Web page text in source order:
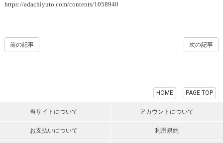
https://adachiyuto.com/contents/1058940
次の記事
前の記事
HOME PAGE TOP
当サイトについて アカウントについて
お支払いについて 利用規約